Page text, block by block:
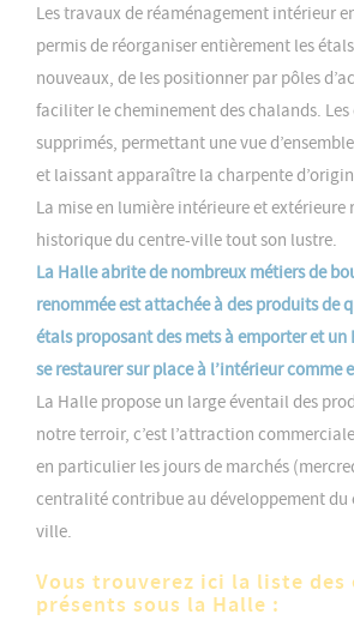
Les travaux de réaménagement intérieur
permis de réorganiser entièrement les
nouveaux, de les positionner par pôles
faciliter le cheminement des chalands. Les
supprimés, permettant une vue
et laissant apparaître la charpente
La mise en lumière intérieure et
historique du centre-ville tout son lustre.
La Halle abrite de nombreux métiers de
renommée est attachée à des produits de
étals proposant des mets à emporter et
se restaurer sur place à l’intérieur comme
La Halle propose un large éventail des
notre terroir, c’est l’attraction
en particulier les jours de marchés
centralité contribue au développement du
ville.
Vous trouverez ici la liste des
présents sous la Halle :